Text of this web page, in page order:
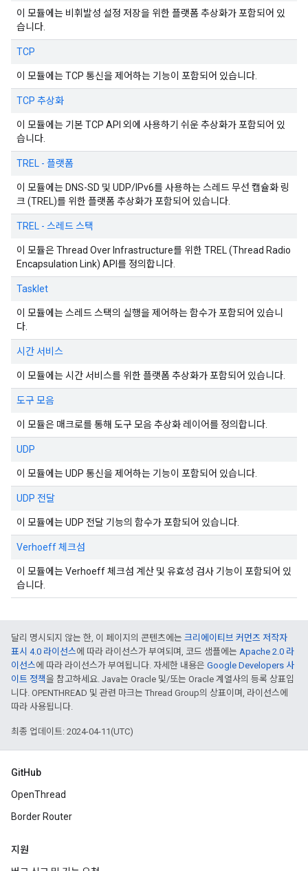
이 모듈에는 비휘발성 설정 저장을 위한 플랫폼 추상화가 포함되어 있
습니다.
TCP
이 모듈에는 TCP 통신을 제어하는 기능이 포함되어 있습니다.
TCP 추상화
이 모듈에는 기본 TCP API 외에 사용하기 쉬운 추상화가 포함되어 있
습니다.
TREL - 플랫폼
이 모듈에는 DNS-SD 및 UDP/IPv6를 사용하는 스레드 무선 캡슐화 링
크 (TREL)를 위한 플랫폼 추상화가 포함되어 있습니다.
TREL - 스레드 스택
이 모듈은 Thread Over Infrastructure를 위한 TREL (Thread Radio
Encapsulation Link) API를 정의합니다.
Tasklet
이 모듈에는 스레드 스택의 실행을 제어하는 함수가 포함되어 있습니
다.
시간 서비스
이 모듈에는 시간 서비스를 위한 플랫폼 추상화가 포함되어 있습니다.
도구 모음
이 모듈은 매크로를 통해 도구 모음 추상화 레이어를 정의합니다.
UDP
이 모듈에는 UDP 통신을 제어하는 기능이 포함되어 있습니다.
UDP 전달
이 모듈에는 UDP 전달 기능의 함수가 포함되어 있습니다.
Verhoeff 체크섬
이 모듈에는 Verhoeff 체크섬 계산 및 유효성 검사 기능이 포함되어 있
습니다.
달리 명시되지 않는 한, 이 페이지의 콘텐츠에는 크리에이티브 커먼즈 저작자
표시 4.0 라이선스에 따라 라이선스가 부여되며, 코드 샘플에는 Apache 2.0 라
이선스에 따라 라이선스가 부여됩니다. 자세한 내용은 Google Developers 사
이트 정책을 참고하세요. Java는 Oracle 및/또는 Oracle 계열사의 등록 상표입
니다. OPENTHREAD 및 관련 마크는 Thread Group의 상표이며, 라이선스에
따라 사용됩니다.
최종 업데이트: 2024-04-11(UTC)
GitHub
OpenThread
Border Router
지원